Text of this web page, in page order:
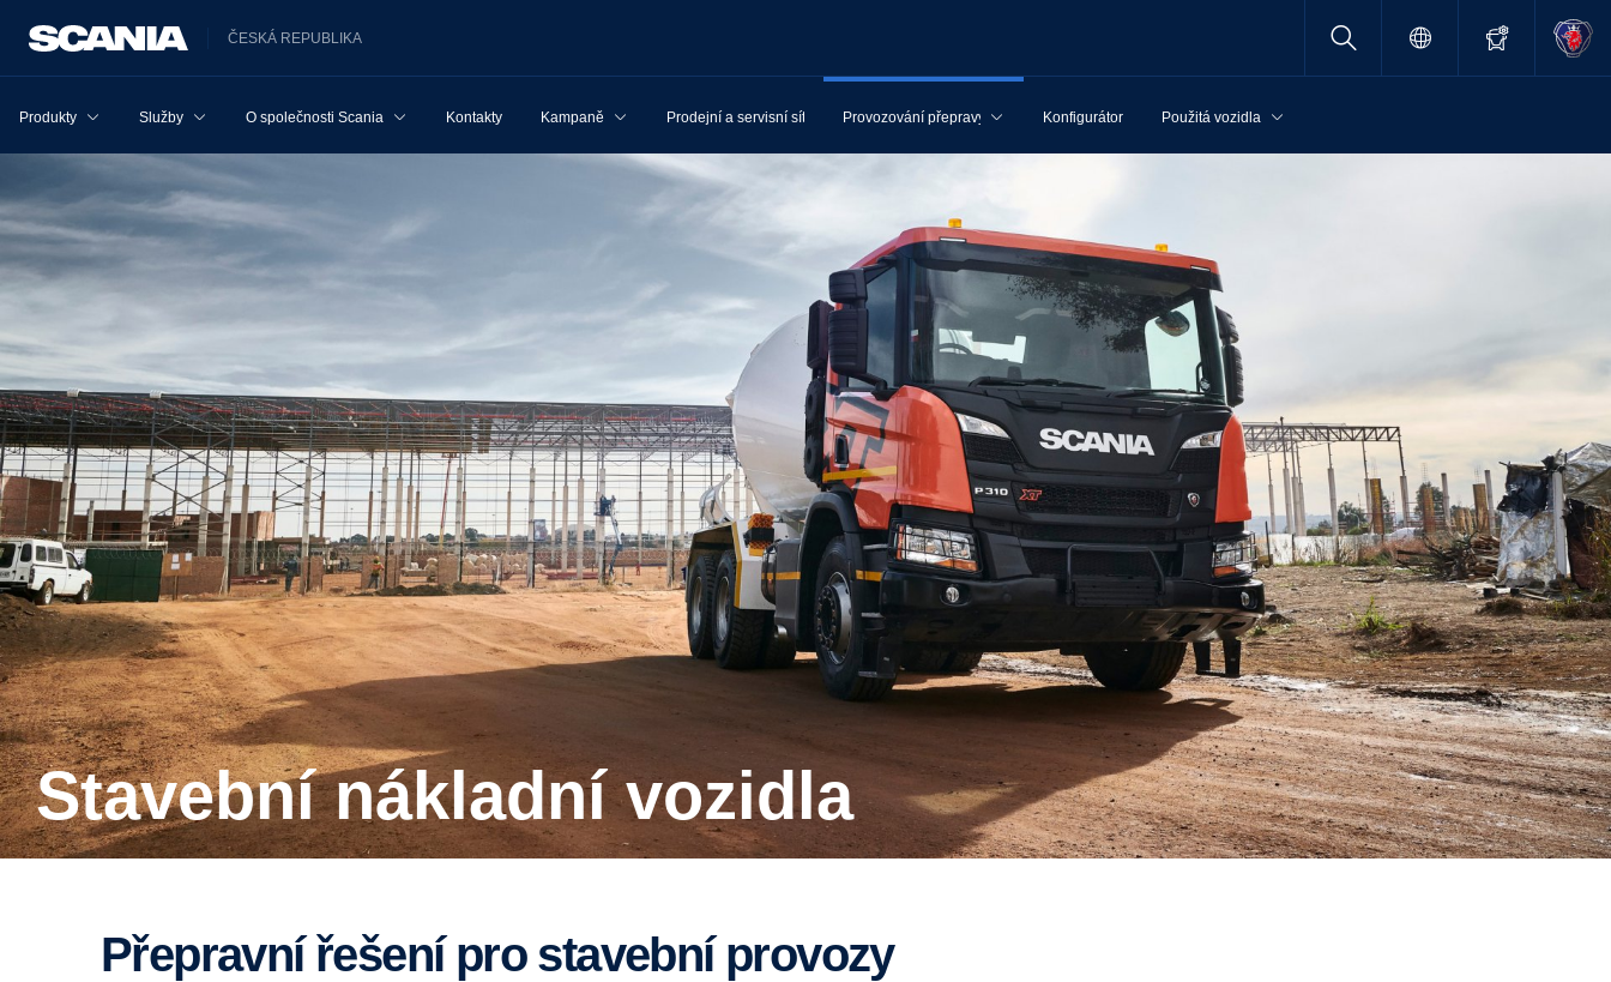
ČESKÁ REPUBLIKA
Produkty Služby O společnosti Scania Kontakty Kampaně Prodejní a servisní síť Provozování přepravy Konfigurátor Použitá vozidla
Stavební nákladní vozidla
Přepravní řešení pro stavební provozy